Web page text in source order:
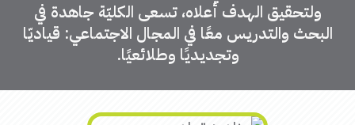
ولتحقيق الهدف أعلاه، تسعى الكليّة جاهدة في
البحث والتدريس معًا في المجال الاجتماعي: قياديّا
وتجديديًا وطلائعيًا.